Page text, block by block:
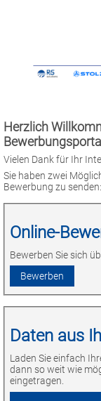
Herzlich
Vielen Dank für Ihr
Sie haben zwei
Bewerbung zu senden:
Online-
Bewerben Sie sich
Daten aus
Laden Sie einfach
dann so weit wie
eingetragen.